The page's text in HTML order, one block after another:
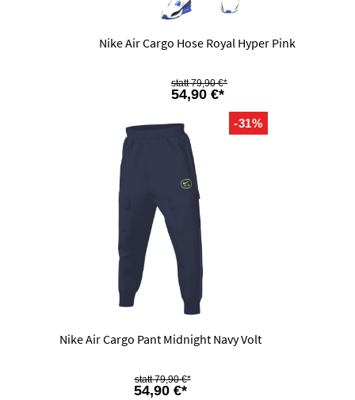
Nike Air Cargo Hose Royal Hyper Pink
54,90 €*
79,90 €*
-31%
Nike Air Cargo Pant Midnight Navy Volt
54,90 €*
79,90 €*